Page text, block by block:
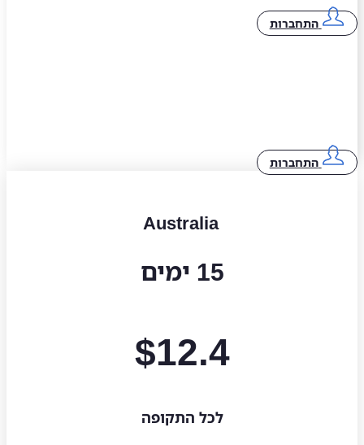
התחברות
התחברות
Australia
15 ימים
$12.4
לכל התקופה